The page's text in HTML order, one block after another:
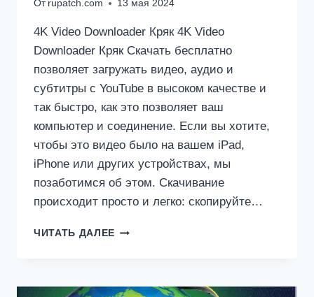
От rupatch.com 13 мая 2024
4K Video Downloader Кряк 4K Video
Downloader Кряк Скачать бесплатно
позволяет загружать видео, аудио и
субтитры с YouTube в высоком качестве и
так быстро, как это позволяет ваш
компьютер и соединение. Если вы хотите,
чтобы это видео было на вашем iPad,
iPhone или других устройствах, мы
позаботимся об этом. Скачивание
происходит просто и легко: скопируйте…
ЧИТАТЬ ДАЛЕЕ 4K
4.29.0.5640